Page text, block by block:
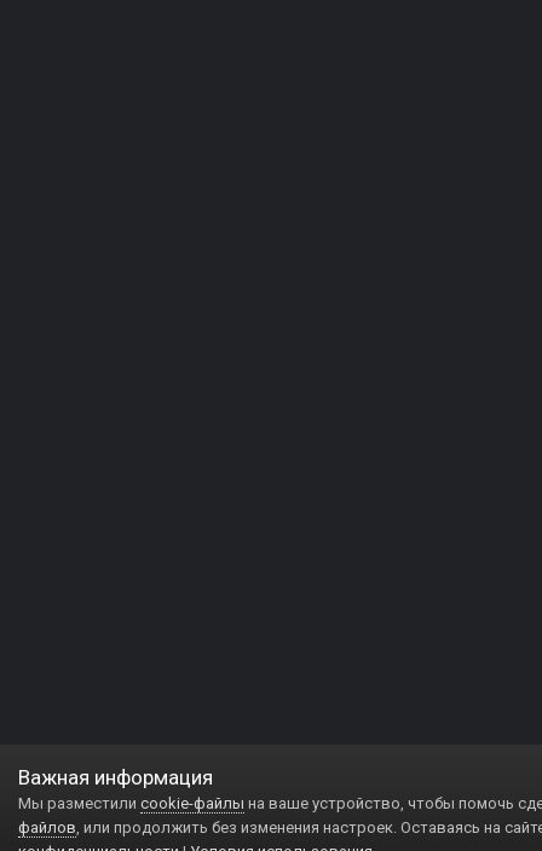
Важная информация
Мы разместили cookie-файлы на ваше устройство, чтобы помочь
файлов, или продолжить без изменения настроек. Оставаясь на